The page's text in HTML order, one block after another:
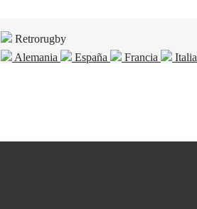
Retrorugby
Alemania
España Francia Italia